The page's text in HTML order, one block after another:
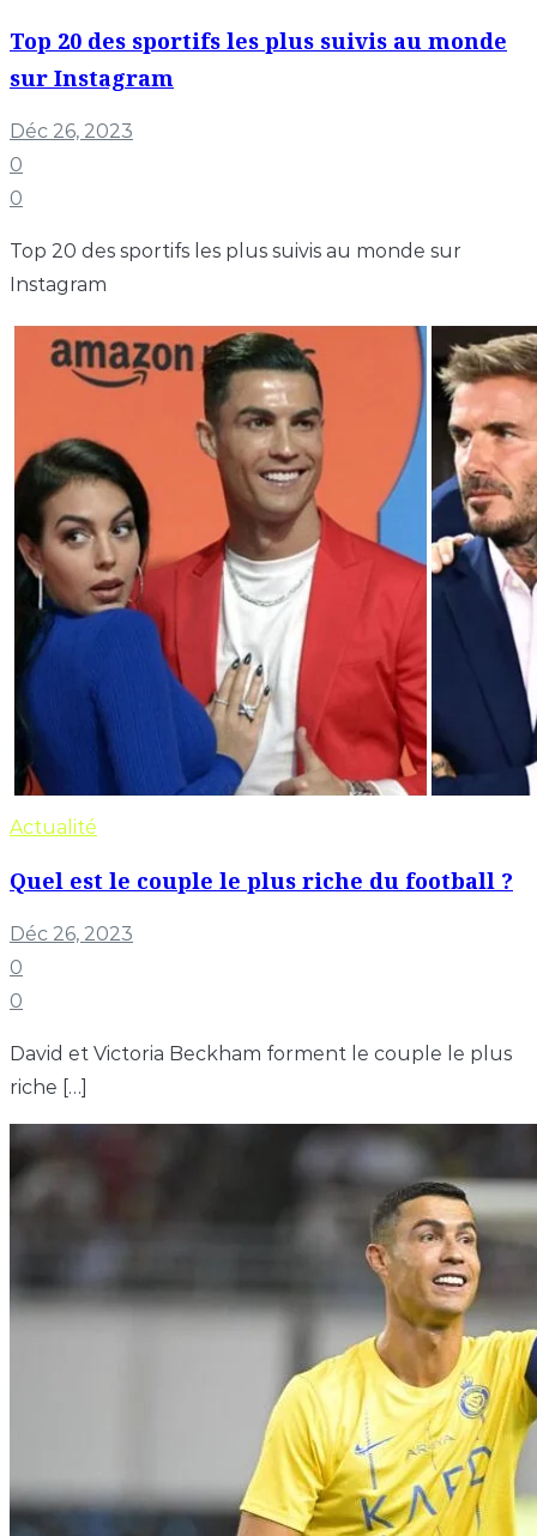
Top 20 des sportifs les plus suivis au monde
sur Instagram
Déc 26, 2023
0
0
Top 20 des sportifs les plus suivis au monde sur
Instagram
Actualité
Quel est le couple le plus riche du football ?
Déc 26, 2023
0
0
David et Victoria Beckham forment le couple le plus
riche […]